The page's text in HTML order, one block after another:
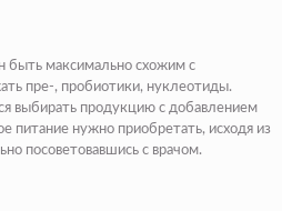
быть максимально схожим с
пре-, пробиотики, нуклеотиды.
выбирать продукцию с добавлением
питание нужно приобретать, исходя из
посоветовавшись с врачом.